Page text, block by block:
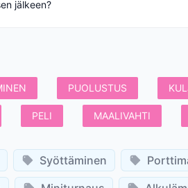
jälkeen?
PUOLUSTUS
PELI MAALIVAHTI
Syöttäminen